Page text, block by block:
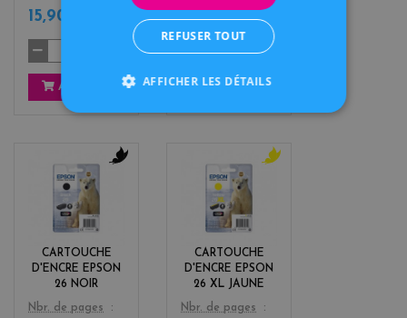
15,90 €
AJOUTER
15,90 €TTC
AJOUTER
CARTOUCHE
D'ENCRE EPSON
26 NOIR
Color
k
Nbr. de pages
CARTOUCHE
D'ENCRE EPSON
26 XL JAUNE
Color
o
w
Nbr. de pages
REFUSER TOUT
AFFICHER LES DÉTAILS